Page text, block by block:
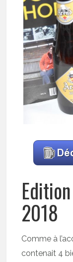
2018
Comme à
contenait 4